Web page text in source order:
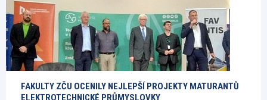
FAKULTY ZČU OCENILY NEJLEPŠÍ PROJEKTY MATURANTŮ
ELEKTROTECHNICKÉ PRŮMYSLOVKY